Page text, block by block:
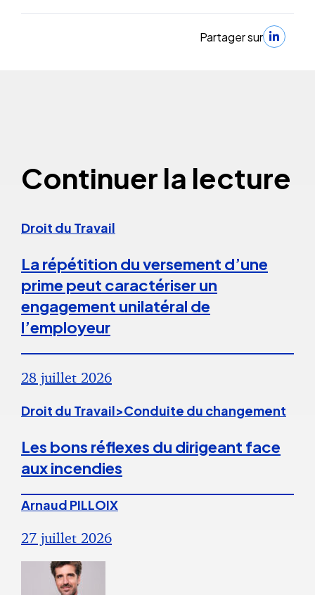
Partager sur
Continuer la lecture
Droit du Travail
La répétition du versement d’une
prime peut caractériser un
engagement unilatéral de
l’employeur
28 juillet 2026
Droit du Travail>Conduite du changement
Les bons réflexes du dirigeant face
aux incendies
Arnaud PILLOIX
27 juillet 2026